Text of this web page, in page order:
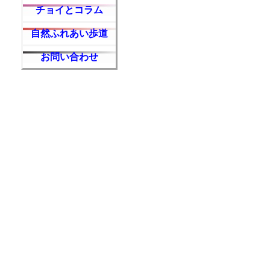
チョイとコラム
自然ふれあい歩道
お問い合わせ